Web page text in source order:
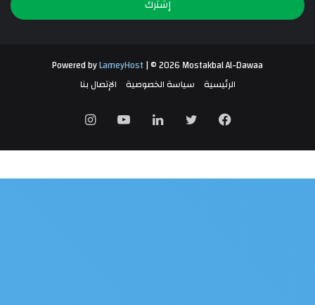
Powered byLameyHost| © 2026 Mostakbal Al-Dawaa
الرئيسية
سياسة الخصوصية الإتصال بنا
فيسبوك تويتر لينكدإنيوتيوبانستقرام